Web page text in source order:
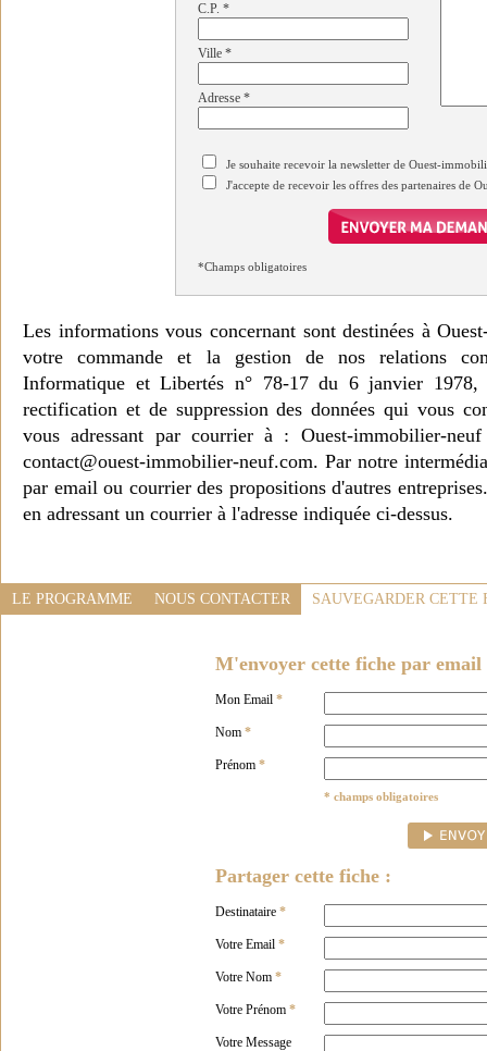
C.P. *
Ville *
Adresse *
Je souhaite recevoir la newsletter de Ouest-
J'accepte de recevoir les offres des partenaires de
*Champs obligatoires
Les informations vous concernant sont destinées à
votre commande et la gestion de nos relations
Informatique et Libertés n° 78-17 du 6 janvier 1978,
rectification et de suppression des données qui vous
vous adressant par courrier à : Ouest-immobilier-
contact@ouest-immobilier-neuf.com. Par notre
par email ou courrier des propositions d'autres
en adressant un courrier à l'adresse indiquée ci-dessus.
LE PROGRAMME NOUS CONTACTER SAUVEGARDER CETTE
M'envoyer cette fiche par email
Mon Email *
Nom *
Prénom *
* champs obligatoires
Partager cette fiche :
Destinataire *
Votre Email *
Votre Nom *
Votre Prénom *
Votre Message